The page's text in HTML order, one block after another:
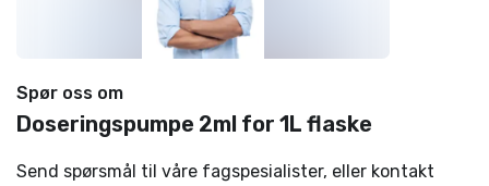
Spør oss om
Doseringspumpe 2ml for 1L flaske
Send spørsmål til våre fagspesialister, eller kontakt